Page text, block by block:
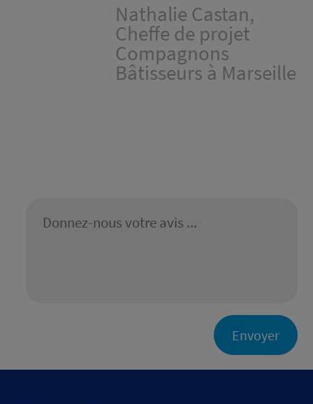
Nathalie Castan,
Cheffe de projet
Compagnons
Bâtisseurs à Marseille
Envoyer